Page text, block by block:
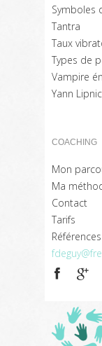
Symboles
Tantra
Taux
Types de
Vampire
Yann
COACHING
Mon
Ma
Contact
Tarifs
Références